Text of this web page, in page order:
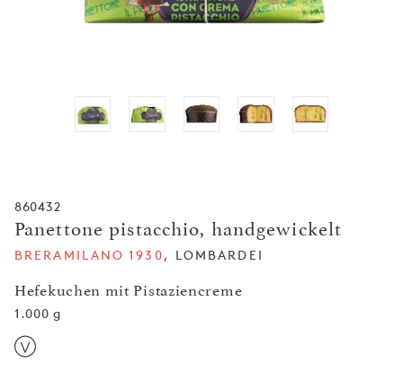
860432
Panettone pistacchio, handgewickelt
Hefekuchen mit Pistaziencreme
BRERAMILANO 1930, LOMBARDEI
1.000 g